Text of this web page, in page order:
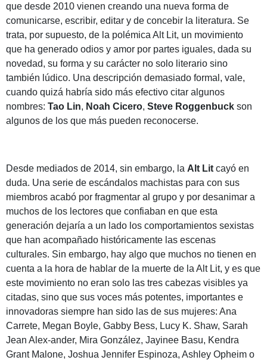
que desde 2010 vienen creando una nueva forma de
comunicarse, escribir, editar y de concebir la literatura. Se
trata, por supuesto, de la polémica Alt Lit, un movimiento
que ha generado odios y amor por partes iguales, dada su
novedad, su forma y su carácter no solo literario sino
también lúdico. Una descripción demasiado formal, vale,
cuando quizá habría sido más efectivo citar algunos
nombres: Tao Lin, Noah Cicero, Steve Roggenbuck son
algunos de los que más pueden reconocerse.
Desde mediados de 2014, sin embargo, la Alt Lit cayó en
duda. Una serie de escándalos machistas para con sus
miembros acabó por fragmentar al grupo y por desanimar a
muchos de los lectores que confiaban en que esta
generación dejaría a un lado los comportamientos sexistas
que han acompañado históricamente las escenas
culturales. Sin embargo, hay algo que muchos no tienen en
cuenta a la hora de hablar de la muerte de la Alt Lit, y es que
este movimiento no eran solo las tres cabezas visibles ya
citadas, sino que sus voces más potentes, importantes e
innovadoras siempre han sido las de sus mujeres: Ana
Carrete, Megan Boyle, Gabby Bess, Lucy K. Shaw, Sarah
Jean Alex-ander, Mira González, Jayinee Basu, Kendra
Grant Malone, Joshua Jennifer Espinoza, Ashley Opheim o